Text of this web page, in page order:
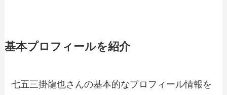
基本プロフィールを紹介
七五三掛龍也さんの基本的なプロフィール情報を